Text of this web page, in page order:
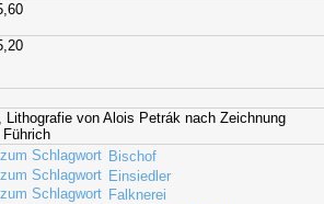
Lithografie von Alois Petrák nach Zeichnung
Bischof
Einsiedler
Falknerei